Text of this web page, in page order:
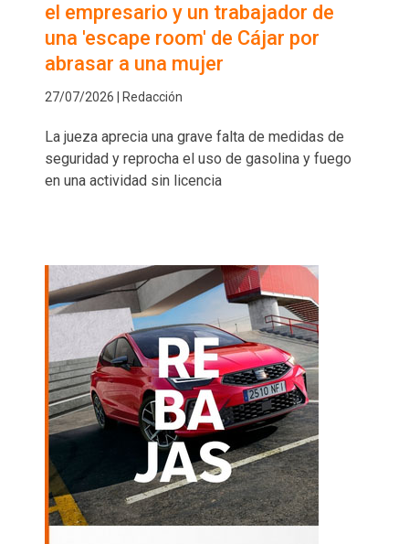
el empresario y un trabajador de
una 'escape room' de Cájar por
abrasar a una mujer
27/07/2026 | Redacción
La jueza aprecia una grave falta de medidas de
seguridad y reprocha el uso de gasolina y fuego
en una actividad sin licencia